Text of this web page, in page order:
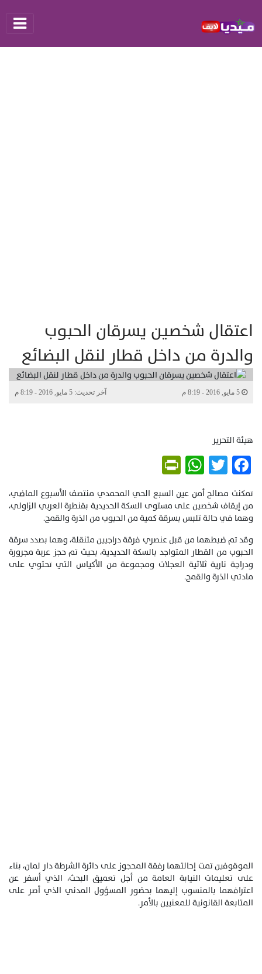
اعتقال شخصين يسرقان الحبوب
والدرة من داخل قطار لنقل البضائع
آخر تحديث: 5 مايو, 2016 - 8:19 م
هيئة التحرير
Facebook
Twitter
WhatsApp
تمكنت مصالح أمن عين السبع الحي المحمدي منتصف الأسبوع الماضي،
من إيقاف شخصين على مستوى السكة الحديدية بقنطرة العربي الزاولي،
وهما في حالة تلبس بسرقة كمية من الحبوب من الذرة والقمح.
وقد تم ضبطهما من قبل عنصري فرقة دراجيين متنقلة، وهما بصدد سرقة
الحبوب من القطار المتواجد بالسكة الحديدية، بحيث تم حجز عربة مجرورة
ودراجة نارية ثلاثية العجلات ومجموعة من الأكياس التي تحتوي على
مادتي الذرة والقمح.
الموقوفين تمت إحالتهما رفقة المحجوز على دائرة الشرطة دار لمان، بناء
على تعليمات النيابة العامة من أجل تعميق البحث، الذي أسفر عن
اعترافهما بالمنسوب إليهما بحضور المسؤول المدني الذي أصر على
المتابعة القانونية للمعنيين بالأمر.